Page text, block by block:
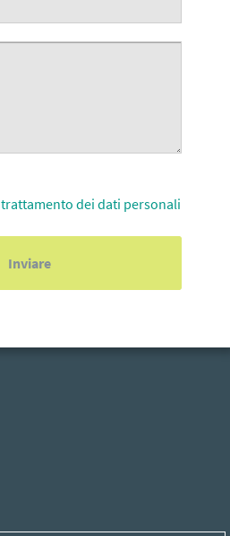
trattamento dei dati personali
Inviare